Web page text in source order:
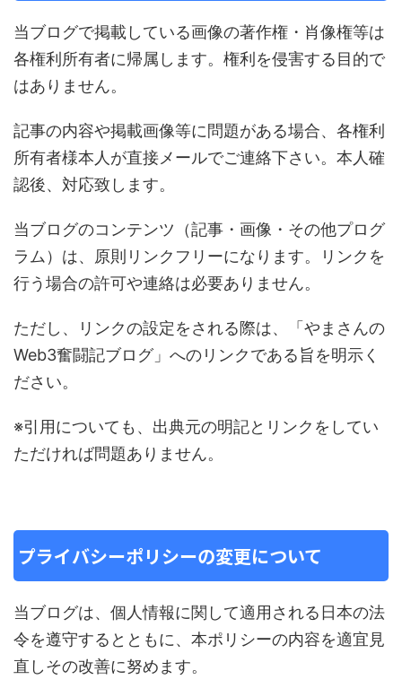
当ブログで掲載している画像の著作権・肖像権等は
各権利所有者に帰属します。権利を侵害する目的で
はありません。
記事の内容や掲載画像等に問題がある場合、各権利
所有者様本人が直接メールでご連絡下さい。本人確
認後、対応致します。
当ブログのコンテンツ（記事・画像・その他プログ
ラム）は、原則リンクフリーになります。リンクを
行う場合の許可や連絡は必要ありません。
ただし、リンクの設定をされる際は、「やまさんの
Web3奮闘記ブログ」へのリンクである旨を明示く
ださい。
※引用についても、出典元の明記とリンクをしてい
ただければ問題ありません。
プライバシーポリシーの変更について
当ブログは、個人情報に関して適用される日本の法
令を遵守するとともに、本ポリシーの内容を適宜見
直しその改善に努めます。